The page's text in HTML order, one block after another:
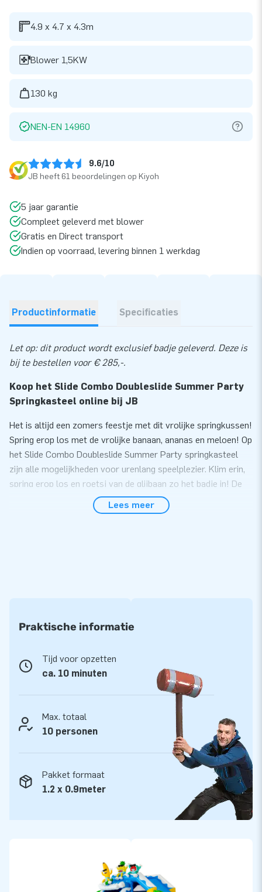
4.9 x 4.7 x 4.3m
Blower 1,5KW
130 kg
NEN-EN 14960
9.6/10
JB heeft 61 beoordelingen op Kiyoh
5 jaar garantie
Compleet geleverd met blower
Gratis en Direct transport
Indien op voorraad, levering binnen 1 werkdag
Productinformatie Specificaties
Let op: dit product wordt exclusief badje geleverd. Deze is
bij te bestellen voor € 285,-.
Koop het Slide Combo Doubleslide Summer Party
Springkasteel online bij JB
Het is altijd een zomers feestje met dit vrolijke springkussen!
Spring erop los met de vrolijke banaan, ananas en meloen! Op
het Slide Combo Doubleslide Summer Party springkasteel
zijn alle mogelijkheden voor urenlang speelplezier. Klim erin,
spring erop los en roetsj van de glijbaan zo het badje in! De
keuze is reuze, want er zijn zelfs twee glijbanen op dit te
springen? Met de unieke en zelfontworpen thema's van JB
maak je van een buurtfeest, verjaardag of ander evenement
een waar succes voor de kinderen. Je zet het Slide Combo
Doubleslide Summer Party springkasteel gemakkelijk en snel
op. Het kussen wordt geleverd inclusief blower,
verankeringsmateriaal, een transportzak en een duidelijke
handleiding. Alles compleet voor gemak en de ultieme
Bestel bij dé springkastelen fabrikant: JB
Ons team van experts op het gebied van luchtkussens levert
levering. Koop een inflatable bij JB en ga voor de ultieme
Lees meer
Praktische informatie
Tijd voor opzetten
ca. 10 minuten
Max. totaal
10 personen
Pakket formaat
1.2 x 0.9meter